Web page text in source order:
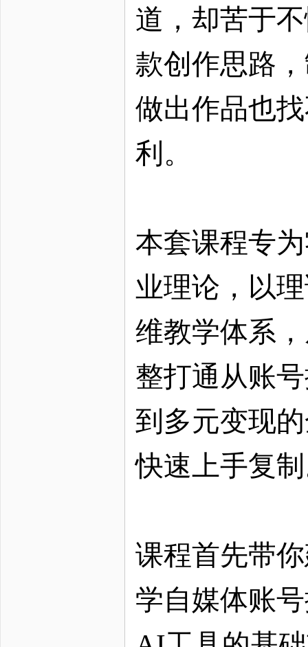
道，却苦于
款创作思路
做出作品也
利。
本套课程专
业理论，以
维教学体系
整打通从账
到多元变现
快速上手复
课程首先带
学自媒体账